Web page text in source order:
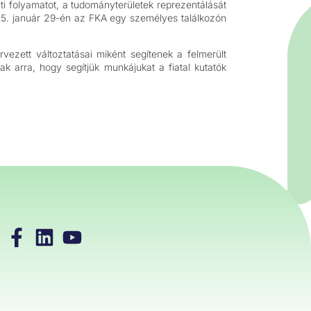
folyamatot, a tudományterületek reprezentálását
január 29-én az FKA egy személyes találkozón
változtatásai miként segítenek a felmerült
arra, hogy segítjük munkájukat a fiatal kutatók